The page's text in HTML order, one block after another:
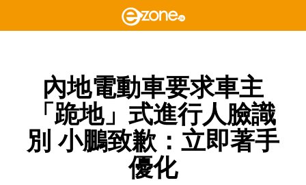
內地電動車要求車主
「跪地」式進行人臉識
別 小鵬致歉：立即著手
優化